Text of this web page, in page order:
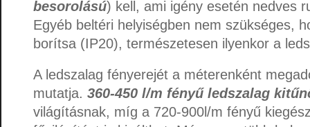
besorolású) kell, ami igény esetén nedves
Egyéb beltéri helyiségben nem szükséges,
borítsa (IP20), természetesen ilyenkor a
A ledszalag fényerejét a méterenként
mutatja. 360-450 l/m fényű ledszalag
világításnak, míg a 720-900l/m fényű